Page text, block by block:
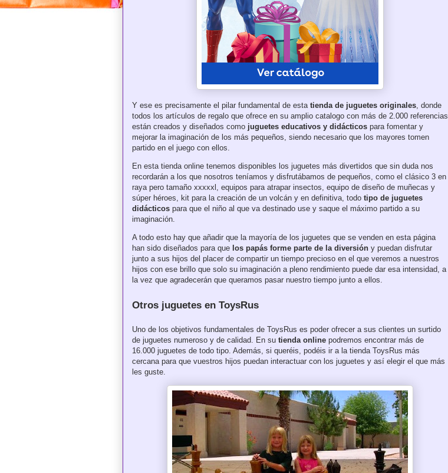
Y ese es precisamente el pilar fundamental de esta tienda de juguetes originales, donde
todos los artículos de regalo que ofrece en su amplio catalogo con más de 2.000 referencias
están creados y diseñados como juguetes educativos y didácticos para fomentar y
mejorar la imaginación de los más pequeños, siendo necesario que los mayores tomen
partido en el juego con ellos.
En esta tienda online tenemos disponibles los juguetes más divertidos que sin duda nos
recordarán a los que nosotros teníamos y disfrutábamos de pequeños, como el clásico 3 en
raya pero tamaño xxxxxl, equipos para atrapar insectos, equipo de diseño de muñecas y
súper héroes, kit para la creación de un volcán y en definitiva, todo tipo de juguetes
didácticos para que el niño al que va destinado use y saque el máximo partido a su
imaginación.
A todo esto hay que añadir que la mayoría de los juguetes que se venden en esta página
han sido diseñados para que los papás forme parte de la diversión y puedan disfrutar
junto a sus hijos del placer de compartir un tiempo precioso en el que veremos a nuestros
hijos con ese brillo que solo su imaginación a pleno rendimiento puede dar esa intensidad, a
la vez que agradecerán que queramos pasar nuestro tiempo junto a ellos.
Otros juguetes en ToysRus
Uno de los objetivos fundamentales de ToysRus es poder ofrecer a sus clientes un surtido
de juguetes numeroso y de calidad. En su tienda online podremos encontrar más de
16.000 juguetes de todo tipo. Además, si queréis, podéis ir a la tienda ToysRus más
cercana para que vuestros hijos puedan interactuar con los juguetes y así elegir el que más
les guste.